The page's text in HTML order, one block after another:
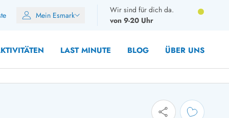
Mein Esmark
Wir sind für dich da.
von 9-20 Uhr
LAST MINUTE BLOG ÜBER UNS